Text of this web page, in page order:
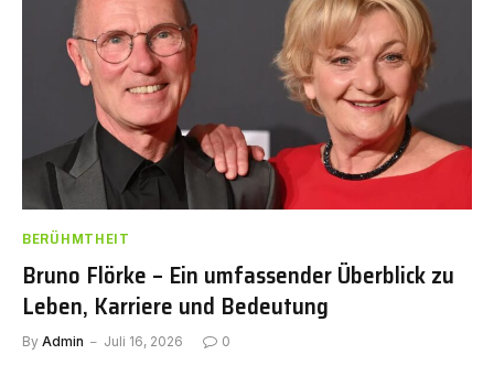
BERÜHMTHEIT
Bruno Flörke – Ein umfassender Überblick zu
Leben, Karriere und Bedeutung
By Admin Juli 16, 2026 0